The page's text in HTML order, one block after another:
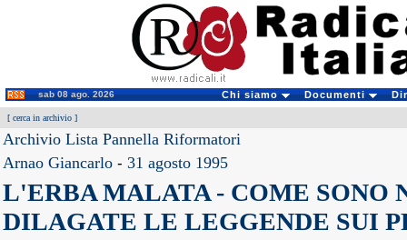
sab 08 ago. 2026 Chi siamo Documenti
[ cerca in archivio ]
Archivio Lista Pannella Riformatori
Arnao Giancarlo - 31 agosto 1995
L'ERBA MALATA - COME SONO
DILAGATE LE LEGGENDE SUI